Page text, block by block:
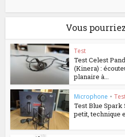
Vous
Test
Test Celest
(Kinera) :
planaire à...
Microphone •
Test Blue Spark
petit, technique